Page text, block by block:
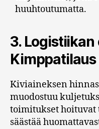
huuhtoutumatta.
3.
Kiviaineksen
muodostuu
toimitukset hoituvat
säästää